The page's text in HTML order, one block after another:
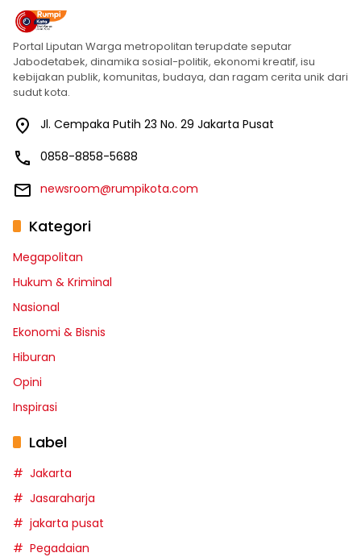
Portal Liputan Warga metropolitan terupdate seputar
Jabodetabek, dinamika sosial-politik, ekonomi kreatif, isu
kebijakan publik, komunitas, budaya, dan ragam cerita unik dari
sudut kota.
Jl. Cempaka Putih 23 No. 29 Jakarta Pusat
0858-8858-5688
newsroom@rumpikota.com
Kategori
Megapolitan
Hukum & Kriminal
Nasional
Ekonomi & Bisnis
Hiburan
Opini
Inspirasi
Label
Jakarta
Jasaraharja
jakarta pusat
Pegadaian